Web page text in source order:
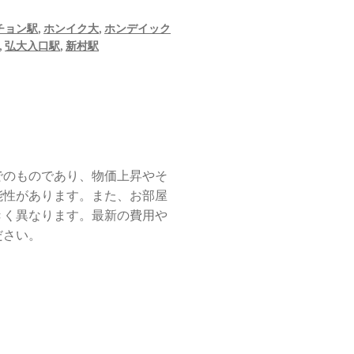
ョン駅, ホンイク大, ホンデイック
, 弘大入口駅, 新村駅
ものであり、物価上昇やそ
があります。また、お部屋
異なります。最新の費用や
い。